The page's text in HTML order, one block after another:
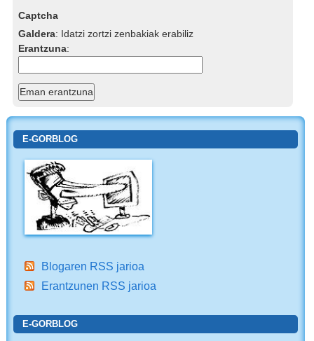
Captcha
Galdera: Idatzi zortzi zenbakiak erabiliz
Erantzuna:
E-GORBLOG
Blogaren RSS jarioa
Erantzunen RSS jarioa
E-GORBLOG